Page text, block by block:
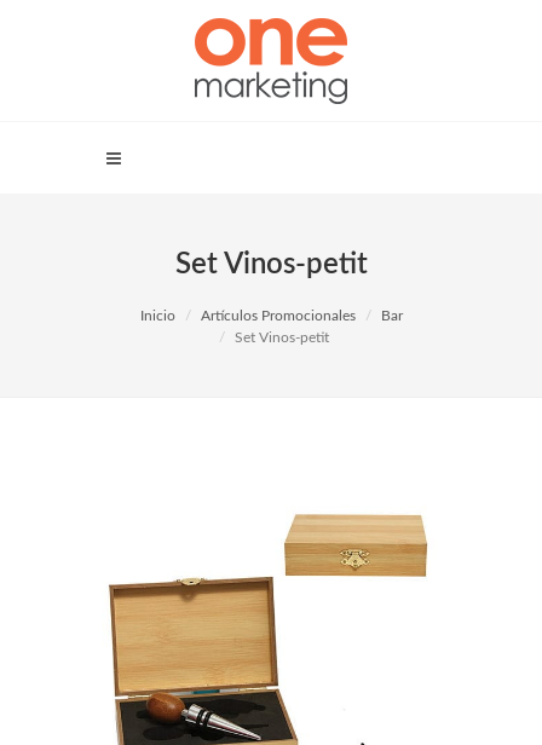
Set Vinos-petit
Inicio Artículos Promocionales
Bar
Set Vinos-petit